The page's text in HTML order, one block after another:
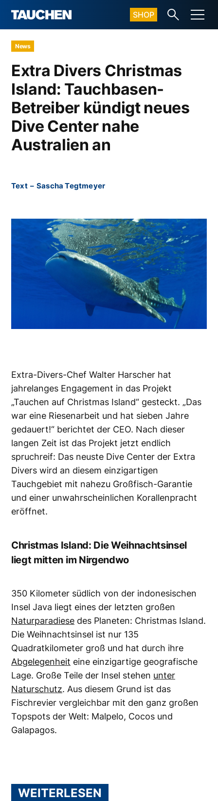
SHOP
News
Extra Divers Christmas
Island: Tauchbasen-
Betreiber kündigt neues
Dive Center nahe
Australien an
Text – Sascha Tegtmeyer
Extra-Divers-Chef Walter Harscher hat
jahrelanges Engagement in das Projekt
„Tauchen auf Christmas Island“ gesteckt. „Das
war eine Riesenarbeit und hat sieben Jahre
gedauert!“ berichtet der CEO. Nach dieser
langen Zeit ist das Projekt jetzt endlich
spruchreif: Das neuste Dive Center der Extra
Divers wird an diesem einzigartigen
Tauchgebiet mit nahezu Großfisch-Garantie
und einer unwahrscheinlichen Korallenpracht
eröffnet.
Christmas Island: Die Weihnachtsinsel
liegt mitten im Nirgendwo
350 Kilometer südlich von der indonesischen
Insel Java liegt eines der letzten großen
Naturparadiese des Planeten: Christmas Island.
Die Weihnachtsinsel ist nur 135
Quadratkilometer groß und hat durch ihre
Abgelegenheit eine einzigartige geografische
Lage. Große Teile der Insel stehen unter
Naturschutz. Aus diesem Grund ist das
Fischrevier vergleichbar mit den ganz großen
Topspots der Welt: Malpelo, Cocos und
Galapagos.
WEITERLESEN